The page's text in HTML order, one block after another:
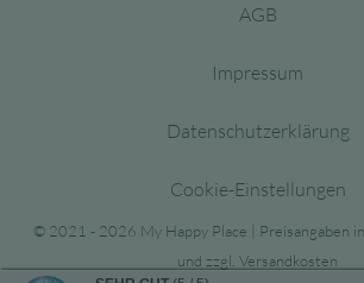
AGB
Impressum
Datenschutzerklärung
Cookie-Einstellungen
© 2021 - 2026 My Happy Place | Preisangaben
und zzgl. Versandkosten